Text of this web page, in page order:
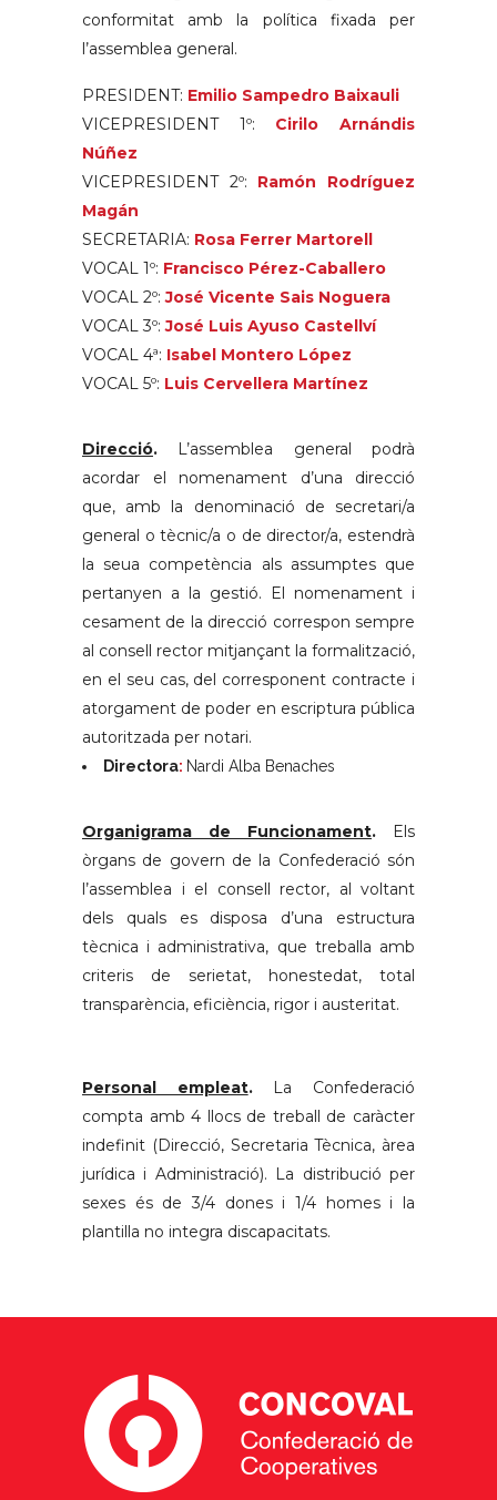
conformitat amb la política fixada per
l’assemblea general.
PRESIDENT: Emilio Sampedro Baixauli
VICEPRESIDENT 1º: Cirilo Arnándis
Núñez
VICEPRESIDENT 2º: Ramón Rodríguez
Magán
SECRETARIA: Rosa Ferrer Martorell
VOCAL 1º: Francisco Pérez-Caballero
VOCAL 2º:José Vicente Sais Noguera
VOCAL 3º:José Luis Ayuso Castellví
VOCAL 4ª: Isabel Montero López
VOCAL 5º: Luis Cervellera Martínez
Direcció. L’assemblea general podrà
acordar el nomenament d’una direcció
que, amb la denominació de secretari/a
general o tècnic/a o de director/a, estendrà
la seua competència als assumptes que
pertanyen a la gestió. El nomenament i
cesament de la direcció correspon sempre
al consell rector mitjançant la formalització,
en el seu cas, del corresponent contracte i
atorgament de poder en escriptura pública
autoritzada per notari.
Directora: Nardi Alba Benaches
Organigrama de Funcionament.
Els
òrgans de govern de la Confederació són
l’assemblea i el consell rector, al voltant
dels quals es disposa d’una estructura
tècnica i administrativa, que treballa amb
criteris de serietat, honestedat, total
transparència, eficiència, rigor i austeritat.
Personal empleat. La Confederació
compta amb 4 llocs de treball de caràcter
indefinit (Direcció, Secretaria Tècnica, àrea
jurídica i Administració). La distribució per
sexes és de 3/4 dones i 1/4 homes i la
plantilla no integra discapacitats.